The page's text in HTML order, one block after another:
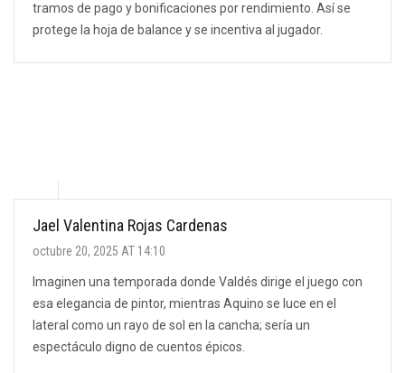
tramos de pago y bonificaciones por rendimiento. Así se
protege la hoja de balance y se incentiva al jugador.
Jael Valentina Rojas Cardenas
octubre 20, 2025 AT 14:10
Imaginen una temporada donde Valdés dirige el juego con
esa elegancia de pintor, mientras Aquino se luce en el
lateral como un rayo de sol en la cancha; sería un
espectáculo digno de cuentos épicos.